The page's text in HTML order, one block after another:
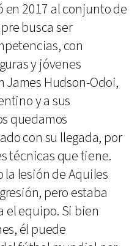
en 2017 al conjunto de
busca ser
con
y jóvenes
James Hudson-Odoi,
y a sus
quedamos
con su llegada, por
técnicas que tiene.
lesión de Aquiles
pero estaba
equipo. Si bien
él puede